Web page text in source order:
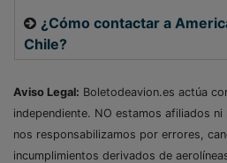
¿Cómo contactar a
Chile?
Aviso Legal: Boletodeavion.es actúa
independiente. NO estamos afiliados
nos responsabilizamos por errores,
incumplimientos derivados de